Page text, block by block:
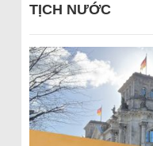
TỊCH NƯỚC